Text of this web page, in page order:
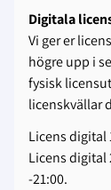
Digitala
Vi ger er
högre upp i
fysisk
licenskvällar
Licens digital
Licens digital
-21:00.